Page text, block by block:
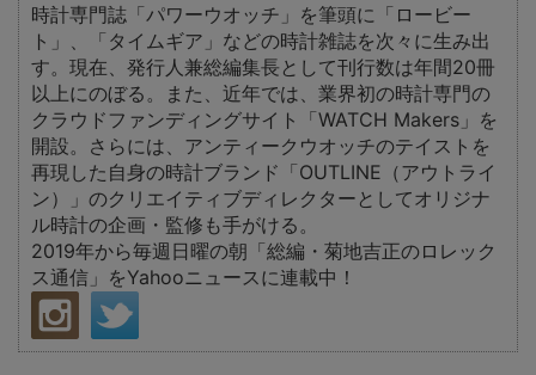
時計専門誌「パワーウオッチ」を筆頭に「ロービー
ト」、「タイムギア」などの時計雑誌を次々に生み出
す。現在、発行人兼総編集長として刊行数は年間20冊
以上にのぼる。また、近年では、業界初の時計専門の
クラウドファンディングサイト「WATCH Makers」を
開設。さらには、アンティークウオッチのテイストを
再現した自身の時計ブランド「OUTLINE（アウトライ
ン）」のクリエイティブディレクターとしてオリジナ
ル時計の企画・監修も手がける。
2019年から毎週日曜の朝「総編・菊地吉正のロレック
ス通信」をYahooニュースに連載中！